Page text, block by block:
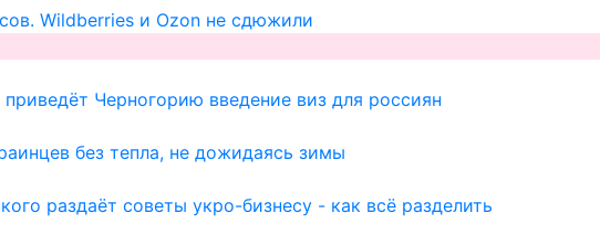
Wildberries и Ozon не сдюжили
Черногорию введение виз для россиян
без тепла, не дожидаясь зимы
раздаёт советы укро-бизнесу - как всё разделить